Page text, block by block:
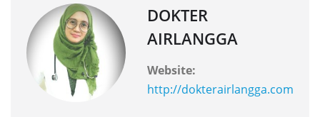
DOKTER
AIRLANGGA
Website:
http://dokterairlangga.com